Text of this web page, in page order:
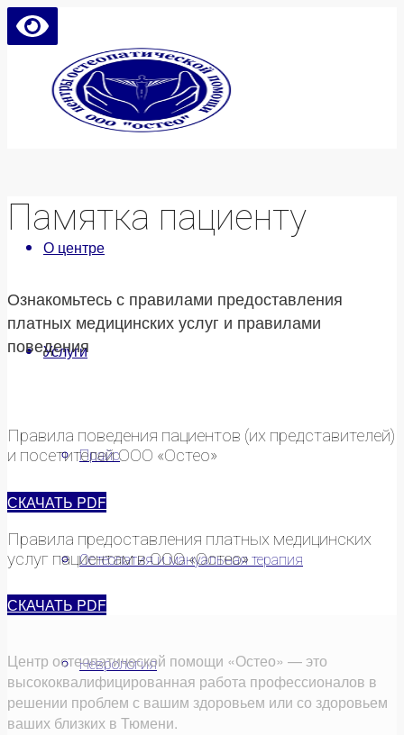
О центре
Услуги
Прайс
Остеопатия и мануальная терапия
Неврология
Памятка пациенту
Ознакомьтесь с правилами предоставления
платных медицинских услуг и правилами
поведения
Правила поведения пациентов (их представителей)
и посетителей ООО «Остео»
СКАЧАТЬ PDF
Правила предоставления платных медицинских
услуг пациентам в ООО «Остео»
СКАЧАТЬ PDF
Центр остеопатической помощи «Остео» — это
высококвалифицированная работа профессионалов в
решении проблем с вашим здоровьем или со здоровьем
ваших близких в Тюмени.